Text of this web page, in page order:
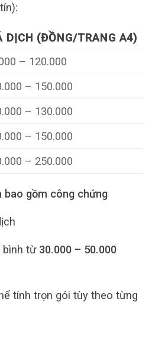
DỊCH (ĐỒNG/TRANG A4)
– 120.000
– 150.000
– 130.000
– 150.000
– 250.000
bao gồm công chứng
bình từ 30.000 – 50.000
tính trọn gói tùy theo từng